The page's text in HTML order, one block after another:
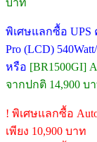
บาท
พิเศษแลกซื้อ UPS
Pro (LCD)
หรือ [BR1500GI]
จากปกติ 14,900 บ
! พิเศษแลกซื้อ
เพียง 10,900 บาท